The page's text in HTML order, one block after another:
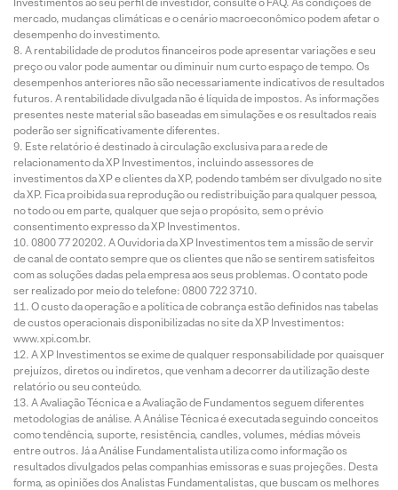
mercado, mudanças climáticas e o cenário macroeconômico podem afetar o
desempenho do investimento.
A rentabilidade de produtos financeiros pode apresentar variações e seu
preço ou valor pode aumentar ou diminuir num curto espaço de tempo. Os
desempenhos anteriores não são necessariamente indicativos de resultados
futuros. A rentabilidade divulgada não é líquida de impostos. As informações
presentes neste material são baseadas em simulações e os resultados reais
poderão ser significativamente diferentes.
Este relatório é destinado à circulação exclusiva para a rede de
relacionamento da XP Investimentos, incluindo assessores de
investimentos da XP e clientes da XP, podendo também ser divulgado no site
da XP. Fica proibida sua reprodução ou redistribuição para qualquer pessoa,
no todo ou em parte, qualquer que seja o propósito, sem o prévio
consentimento expresso da XP Investimentos.
0800 77 20202. A Ouvidoria da XP Investimentos tem a missão de servir
de canal de contato sempre que os clientes que não se sentirem satisfeitos
com as soluções dadas pela empresa aos seus problemas. O contato pode
ser realizado por meio do telefone: 0800 722 3710.
O custo da operação e a política de cobrança estão definidos nas tabelas
de custos operacionais disponibilizadas no site da XP Investimentos:
www.xpi.com.br.
A XP Investimentos se exime de qualquer responsabilidade por quaisquer
prejuízos, diretos ou indiretos, que venham a decorrer da utilização deste
relatório ou seu conteúdo.
A Avaliação Técnica e a Avaliação de Fundamentos seguem diferentes
metodologias de análise. A Análise Técnica é executada seguindo conceitos
como tendência, suporte, resistência, candles, volumes, médias móveis
entre outros. Já a Análise Fundamentalista utiliza como informação os
resultados divulgados pelas companhias emissoras e suas projeções. Desta
forma, as opiniões dos Analistas Fundamentalistas, que buscam os melhores